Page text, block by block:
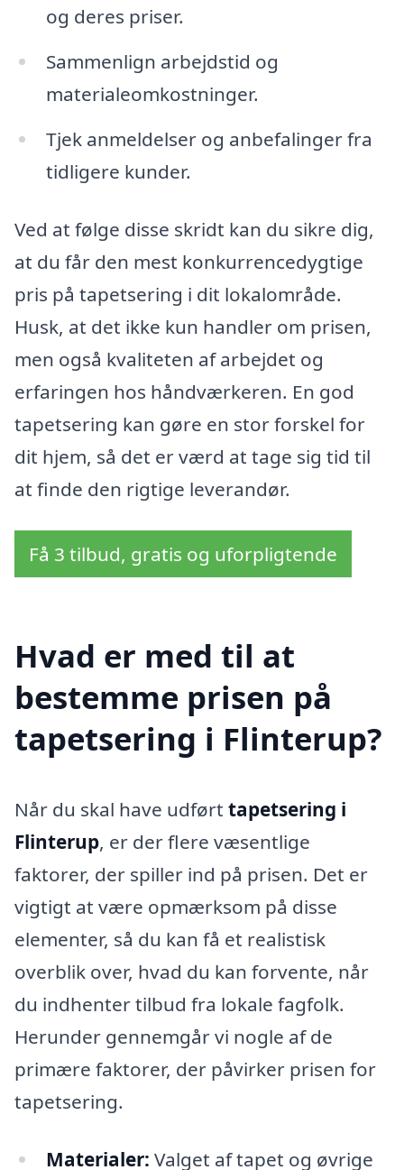
og deres priser.
Sammenlign arbejdstid og
materialeomkostninger.
Tjek anmeldelser og anbefalinger fra
tidligere kunder.
Ved at følge disse skridt kan du sikre dig,
at du får den mest konkurrencedygtige
pris på tapetsering i dit lokalområde.
Husk, at det ikke kun handler om prisen,
men også kvaliteten af arbejdet og
erfaringen hos håndværkeren. En god
tapetsering kan gøre en stor forskel for
dit hjem, så det er værd at tage sig tid til
at finde den rigtige leverandør.
Få 3 tilbud, gratis og uforpligtende
Hvad er med til at
bestemme prisen på
tapetsering i Flinterup?
Når du skal have udført tapetsering i
Flinterup, er der flere væsentlige
faktorer, der spiller ind på prisen. Det er
vigtigt at være opmærksom på disse
elementer, så du kan få et realistisk
overblik over, hvad du kan forvente, når
du indhenter tilbud fra lokale fagfolk.
Herunder gennemgår vi nogle af de
primære faktorer, der påvirker prisen for
tapetsering.
Materialer: Valget af tapet og øvrige